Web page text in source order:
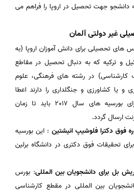
دانشجو جهت تحصیل در اروپا را فراهم می
غیر دولتی آلمان
های تحصیلی برای دانش آموزان اروپا (به
و ترکیه که به دنبال تحصیل در مقاطع
کارشناسی) در رشته های فرهنگی، علوم
و یا کشاورزی و جنگلداری را دارند اعطا
میگردد. درخواست برای بورسیه های سال 2017 باید تا زمان
ارسال گردد.
فوق دکترا فلوشیپ انیشتین : این بورسیه
تحقیقات فوق دکتری در دانشگاه برلین
بل برای دانشجویان بین المللی: بورس
بین المللی در مقطع کارشناسی